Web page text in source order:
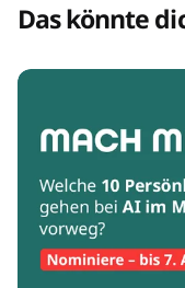
Das könnte